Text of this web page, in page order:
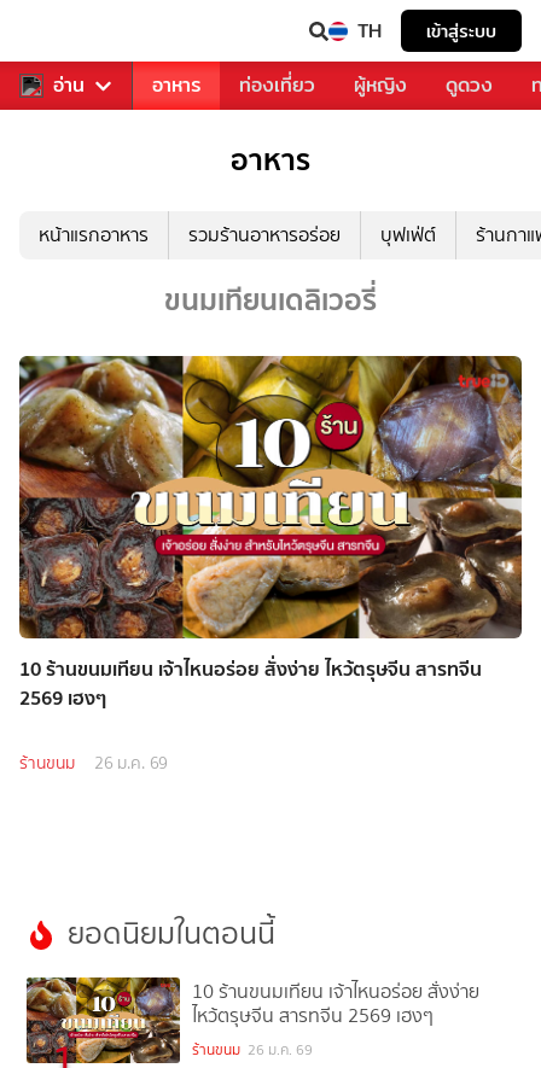
TH เข้าสู่ระบบ
อ่าน
รวงการเพลง อาหาร ท่องเที่ยว ผู้หญิง ดูดวง
อาหาร
หน้าแรกอาหาร รวมร้านอาหารอร่อย บุฟเฟ่ต์ ร้านกา
ขนมเทียนเดลิเวอรี่
10 ร้านขนมเทียน เจ้าไหนอร่อย สั่งง่าย ไหว้ตรุษจีน สารทจีน
2569 เฮงๆ
ร้านขนม 26 ม.ค. 69
ยอดนิยมในตอนนี้
10 ร้านขนมเทียน เจ้าไหนอร่อย สั่งง่าย
ไหว้ตรุษจีน สารทจีน 2569 เฮงๆ
ร้านขนม 26 ม.ค. 69